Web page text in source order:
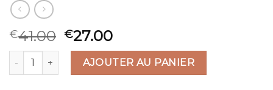
€41.00 €27.00
quantité de sac de marqueAJOUTER AU PANIER